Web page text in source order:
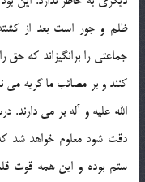
ظلم و جور است بعد از
جماعتى را برانگيزاند كه حق
كنند و بر مصائب ما گريه مى
الله عليه و آله بر مى
دقت شود معلوم خواهد شد
ستم بوده و اين همه قوت